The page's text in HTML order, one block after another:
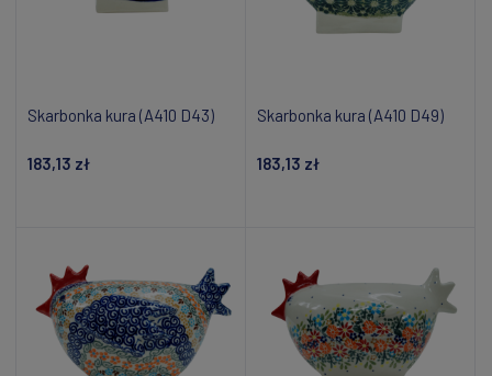
Skarbonka kura (A410 D43)
183,13 zł
Skarbonka kura (A410 D49)
183,13 zł